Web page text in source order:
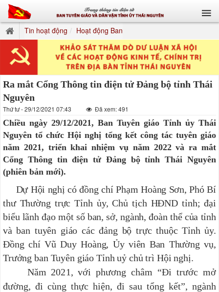
Tin hoạt động Hoạt động Ban
Ra mắt Cổng Thông tin điện tử Đảng bộ tỉnh Thái
Nguyên
Thứ tư - 29/12/2021 07:43 Đã xem: 491
Chiều ngày 29/12/2021, Ban Tuyên giáo Tỉnh ủy Thái
Nguyên tổ chức Hội nghị tổng kết công tác tuyên giáo
năm 2021, triển khai nhiệm vụ năm 2022 và ra mắt
Cổng Thông tin điện tử Đảng bộ tỉnh Thái Nguyên
(phiên bản mới).
Dự Hội nghị có đồng chí Phạm Hoàng Sơn, Phó Bí
thư Thường trực Tỉnh ủy, Chủ tịch HĐND tỉnh; đại
biểu lãnh đạo một số ban, sở, ngành, đoàn thể của tỉnh
và ban tuyên giáo các đảng bộ trực thuộc Tỉnh ủy.
Đồng chí Vũ Duy Hoàng, Ủy viên Ban Thường vụ,
Trưởng ban Tuyên giáo Tỉnh uỷ chủ trì Hội nghị.
Năm 2021, với phương châm “Đi trước mở
đường, đi cùng thực hiện, đi sau tổng kết”, ngành